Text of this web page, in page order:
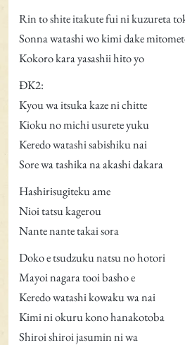
Rin to shite itakute fui ni kuzureta
Sonna watashi wo kimi dake
Kokoro kara yasashii hito yo
ĐK2:
Kyou wa itsuka kaze ni chitte
Kioku no michi usurete yuku
Keredo watashi sabishiku nai
Sore wa tashika na akashi dakara
Hashirisugiteku ame
Nioi tatsu kagerou
Nante nante takai sora
Doko e tsudzuku natsu no hotori
Mayoi nagara tooi basho e
Keredo watashi kowaku wa nai
Kimi ni okuru kono hanakotoba
Shiroi shiroi jasumin ni wa